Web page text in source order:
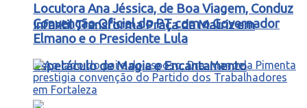
Infantil Transforma Praça da Matriz em
Espetáculo de Magia e Encantamento
Locutora Ana Jéssica, de Boa Viagem, Conduz
Convenção Oficial do PT com o Governador
Elmano e o Presidente Lula